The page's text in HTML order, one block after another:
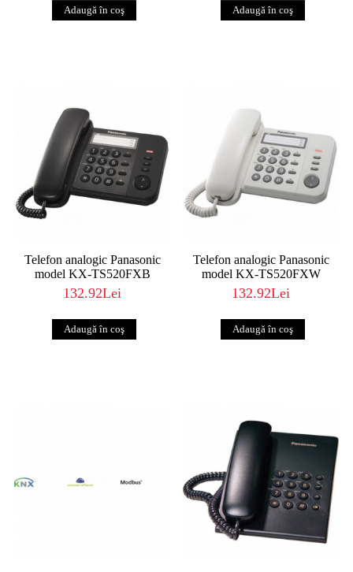
Telefon analogic Panasonic
model KX-TS520FXB
132.92Lei
Telefon analogic Panasonic
model KX-TS520FXW
132.92Lei